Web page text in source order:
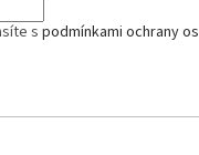
s podmínkami ochrany